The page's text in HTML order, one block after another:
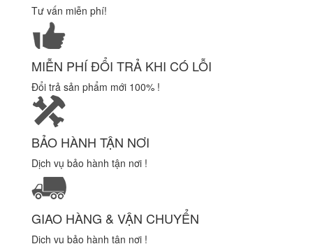
Tư vấn miễn phí!
MIỄN PHÍ ĐỔI TRẢ KHI CÓ LỖI
Đổi trả sản phẩm mới 100% !
BẢO HÀNH TẬN NƠI
Dịch vụ bảo hành tận nơi !
GIAO HÀNG & VẬN CHUYỂN
Dịch vụ bảo hành tận nơi !